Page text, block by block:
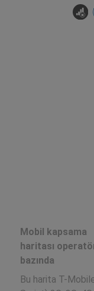
Mobil kapsama
haritası
bazında
Bu harita T-